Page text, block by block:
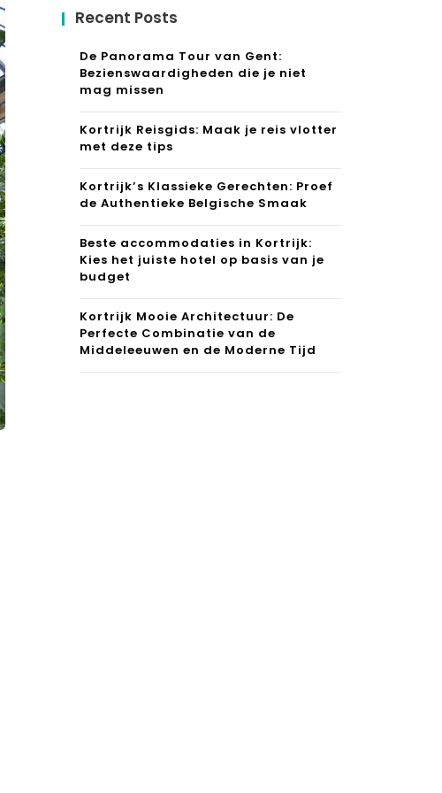
Recent Posts
De Panorama Tour van Gent:
Bezienswaardigheden die je niet
mag missen
Kortrijk Reisgids: Maak je reis vlotter
met deze tips
Kortrijk’s Klassieke Gerechten: Proef
de Authentieke Belgische Smaak
Beste accommodaties in Kortrijk:
Kies het juiste hotel op basis van je
budget
Kortrijk Mooie Architectuur: De
Perfecte Combinatie van de
Middeleeuwen en de Moderne Tijd